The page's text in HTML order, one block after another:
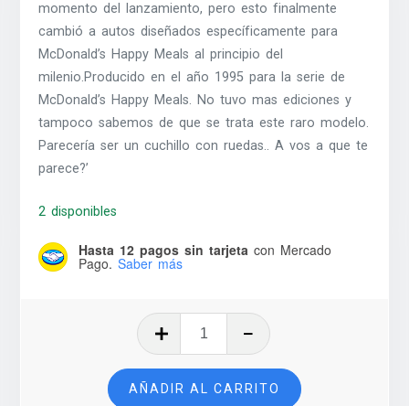
momento del lanzamiento, pero esto finalmente
cambió a autos diseñados específicamente para
McDonald’s Happy Meals al principio del
milenio.Producido en el año 1995 para la serie de
McDonald’s Happy Meals. No tuvo mas ediciones y
tampoco sabemos de que se trata este raro modelo.
Parecería ser un cuchillo con ruedas.. A vos a que te
parece?’
2 disponibles
Hasta 12 pagos sin tarjeta con Mercado
Pago. Saber más
-
1995
AÑADIR AL CARRITO